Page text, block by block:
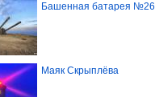
Башенная батарея №26
Маяк Скрыплёва